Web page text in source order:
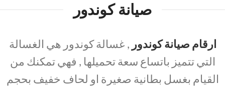
صيانة كوندور
ارقام صيانة كوندور , غسالة كوندور هي الغسالة
التي تتميز باتساع سعة تحميلها , فهي تمكنك من
القيام بغسل بطانية صغيرة او لحاف خفيف بحجم